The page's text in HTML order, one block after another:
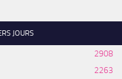
JOURS
2908
2263